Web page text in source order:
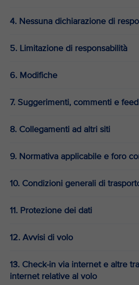
4. Nessuna dichiarazione di
5. Limitazione di responsabilità
6. Modifiche
7. Suggerimenti, commenti e
8. Collegamenti ad altri siti
9. Normativa applicabile e foro
10. Condizioni generali di
11. Protezione dei dati
12. Avvisi di volo
13. Check-in via internet e altre
internet relative al volo